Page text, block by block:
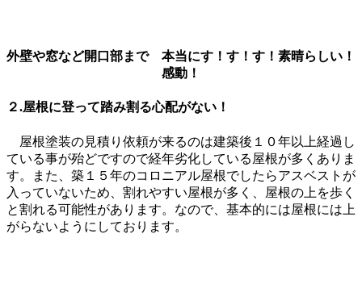
外壁や窓など開口部まで 本当にす！す！す！素晴らしい！
感動！
２.屋根に登って踏み割る心配がない！
屋根塗装の見積り依頼が来るのは建築後１０年以上経過し
ている事が殆どですので経年劣化している屋根が多くありま
す。また、築１５年のコロニアル屋根でしたらアスベストが
入っていないため、割れやすい屋根が多く、屋根の上を歩く
と割れる可能性があります。なので、基本的には屋根には上
がらないようにしております。